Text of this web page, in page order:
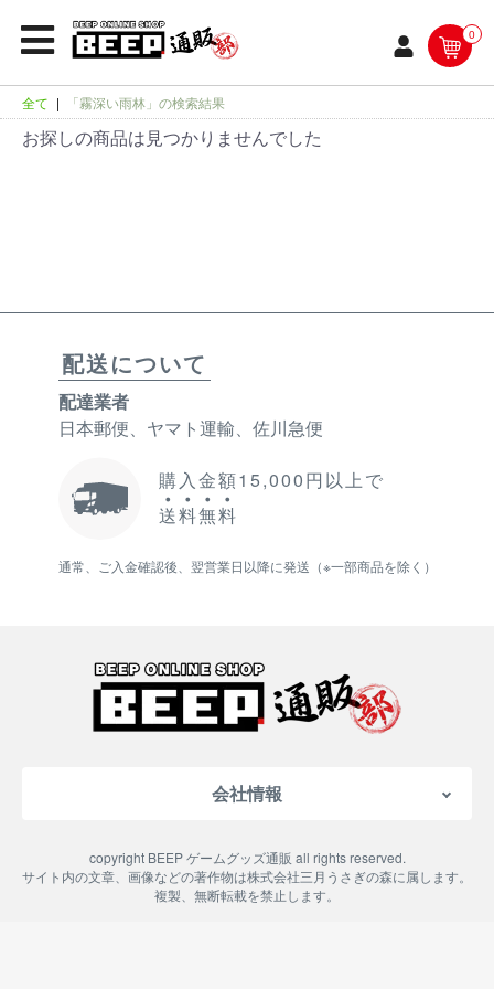
0
全て | 「霧深い雨林」の検索結果
お探しの商品は見つかりませんでした
配送について
配達業者
日本郵便、ヤマト運輸、佐川急便
購入金額15,000円以上で
送料無料
通常、ご入金確認後、翌営業日以降に発送（※一部商品を除く）
会社情報
特定商取引法に基づく表記
copyright BEEP ゲームグッズ通販 all rights reserved.
サイト内の文章、画像などの著作物は株式会社三月うさぎの森に属します。
複製、無断転載を禁止します。